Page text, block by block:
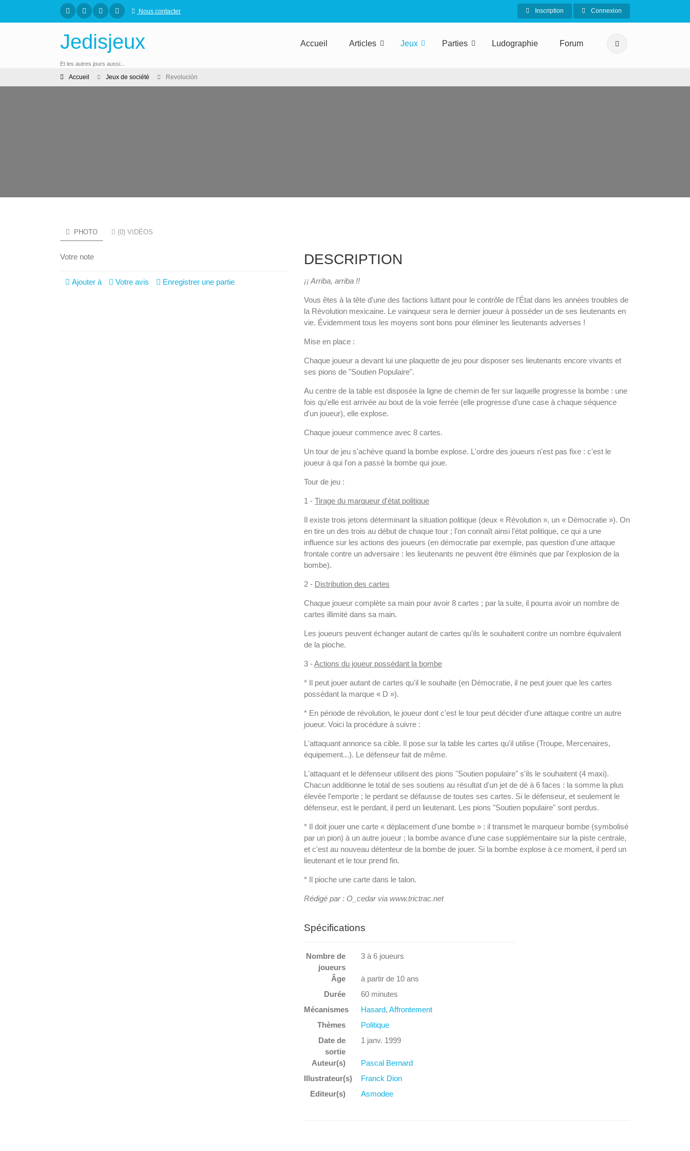
Nous contacter Inscription Connexion
Jedisjeux
Et les autres jours aussi...
Accueil Articles Jeux Parties Ludographie Forum
Accueil Jeux de société Revolución
PHOTO (0) VIDÉOS
Votre note
Ajouter à Votre avis Enregistrer une partie
DESCRIPTION
¡¡ Arriba, arriba !!
Vous êtes à la tête d'une des factions luttant pour le contrôle de l'État dans les années troubles de
la Révolution mexicaine. Le vainqueur sera le dernier joueur à posséder un de ses lieutenants en
vie. Évidemment tous les moyens sont bons pour éliminer les lieutenants adverses !
Mise en place :
Chaque joueur a devant lui une plaquette de jeu pour disposer ses lieutenants encore vivants et
ses pions de "Soutien Populaire".
Au centre de la table est disposée la ligne de chemin de fer sur laquelle progresse la bombe : une
fois qu'elle est arrivée au bout de la voie ferrée (elle progresse d'une case à chaque séquence
d'un joueur), elle explose.
Chaque joueur commence avec 8 cartes.
Un tour de jeu s'achève quand la bombe explose. L'ordre des joueurs n'est pas fixe : c'est le
joueur à qui l'on a passé la bombe qui joue.
Tour de jeu :
1 - Tirage du marqueur d'état politique
Il existe trois jetons déterminant la situation politique (deux « Révolution », un « Démocratie »). On
en tire un des trois au début de chaque tour ; l'on connaît ainsi l'état politique, ce qui a une
influence sur les actions des joueurs (en démocratie par exemple, pas question d'une attaque
frontale contre un adversaire : les lieutenants ne peuvent être éliminés que par l'explosion de la
bombe).
2 - Distribution des cartes
Chaque joueur complète sa main pour avoir 8 cartes ; par la suite, il pourra avoir un nombre de
cartes illimité dans sa main.
Les joueurs peuvent échanger autant de cartes qu'ils le souhaitent contre un nombre équivalent
de la pioche.
3 -Actions du joueur possédant la bombe
* Il peut jouer autant de cartes qu'il le souhaite (en Démocratie, il ne peut jouer que les cartes
possédant la marque « D »).
* En période de révolution, le joueur dont c'est le tour peut décider d'une attaque contre un autre
joueur. Voici la procédure à suivre :
L'attaquant annonce sa cible. Il pose sur la table les cartes qu'il utilise (Troupe, Mercenaires,
équipement...). Le défenseur fait de même.
L'attaquant et le défenseur utilisent des pions "Soutien populaire" s'ils le souhaitent (4 maxi).
Chacun additionne le total de ses soutiens au résultat d'un jet de dé à 6 faces : la somme la plus
élevée l'emporte ; le perdant se défausse de toutes ses cartes. Si le défenseur, et seulement le
défenseur, est le perdant, il perd un lieutenant. Les pions "Soutien populaire" sont perdus.
* Il doit jouer une carte « déplacement d'une bombe » : il transmet le marqueur bombe (symbolisé
par un pion) à un autre joueur ; la bombe avance d'une case supplémentaire sur la piste centrale,
et c'est au nouveau détenteur de la bombe de jouer. Si la bombe explose à ce moment, il perd un
lieutenant et le tour prend fin.
* Il pioche une carte dans le talon.
Rédigé par : O_cedar via www.trictrac.net
Spécifications
Nombre de
joueurs
3à 6joueurs
Âge
à partir de 10 ans
Durée
60 minutes
Mécanismes
Hasard, Affrontement
Thèmes
Politique
Date de
sortie
1 janv. 1999
Auteur(s)
Pascal Bernard
Illustrateur(s)
Franck Dion
Editeur(s)
Asmodee